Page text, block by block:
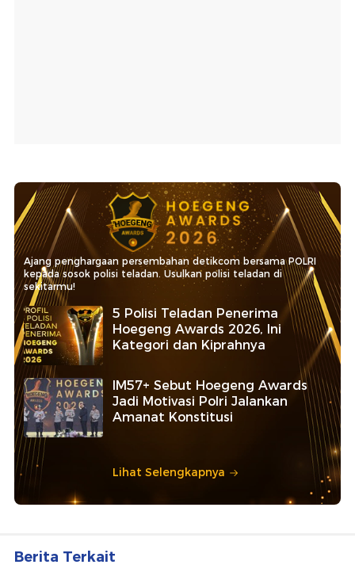
Ajang penghargaan persembahan detikcom bersama POLRI
kepada sosok polisi teladan. Usulkan polisi teladan di
sekitarmu!
5 Polisi Teladan Penerima
Hoegeng Awards 2026, Ini
Kategori dan Kiprahnya
IM57+ Sebut Hoegeng Awards
Jadi Motivasi Polri Jalankan
Amanat Konstitusi
Lihat Selengkapnya
Berita Terkait